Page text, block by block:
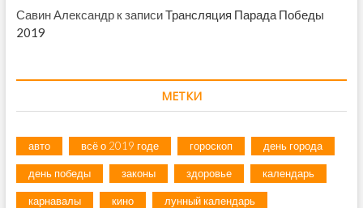
Савин Александрк записиТрансляция Парада Победы
2019
МЕТКИ
авто всё о 2019 годе гороскоп день города
день победы законы здоровье календарь
карнавалы кино лунный календарь